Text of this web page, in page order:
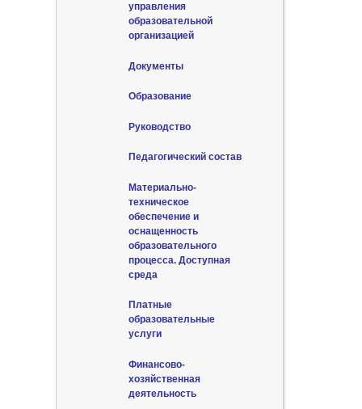
управления
образовательной
организацией
Документы
Образование
Руководство
Педагогический состав
Материально-
техническое
обеспечение и
оснащенность
образовательного
процесса. Доступная
среда
Платные
образовательные
услуги
Финансово-
хозяйственная
деятельность